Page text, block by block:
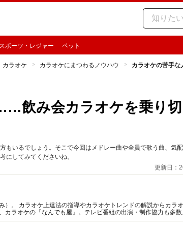
スポーツ・レジャー ペット
カラオケ カラオケにまつわるノウハウ カラオケの苦手
飲み会カラオケを乗り
もいるでしょう。そこで今回はメドレー曲や全員で歌う曲、気
にしてみてくださいね。
更新日：
）。 カラオケ上達法の指導やカラオケトレンドの解説からカラ
カラオケの『なんでも屋』。テレビ番組の出演・制作協力も多
のライターとしても活動。